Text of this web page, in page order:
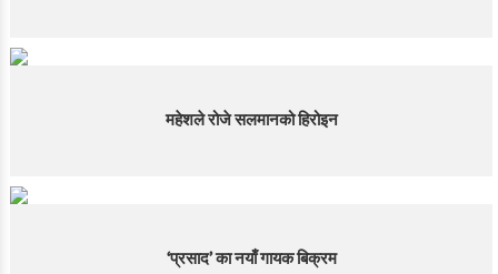
महेशले रोजे सलमानको हिरोइन
‘प्रसाद’ का नयाँ गायक बिक्रम